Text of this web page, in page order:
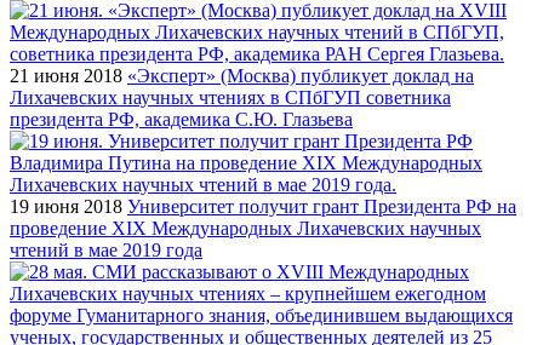
21 июня 2018 «Эксперт» (Москва) публикует доклад на
Лихачевских научных чтениях в СПбГУП советника
президента РФ, академика С.Ю. Глазьева
19 июня 2018 Университет получит грант Президента РФ на
проведение XIX Международных Лихачевских научных
чтений в мае 2019 года